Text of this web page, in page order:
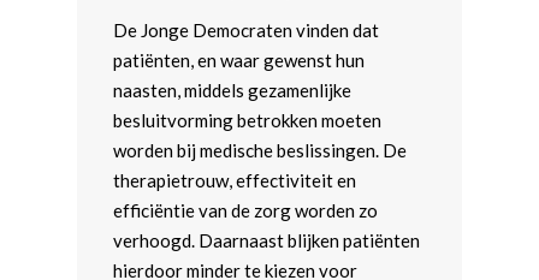
De Jonge Democraten vinden dat
patiënten, en waar gewenst hun
naasten, middels gezamenlijke
besluitvorming betrokken moeten
worden bij medische beslissingen. De
therapietrouw, effectiviteit en
efficiëntie van de zorg worden zo
verhoogd. Daarnaast blijken patiënten
hierdoor minder te kiezen voor